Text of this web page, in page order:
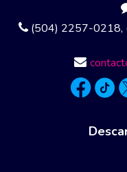
(504) 2257-